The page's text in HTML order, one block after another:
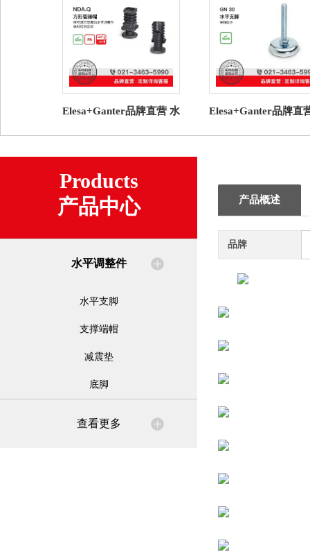
Elesa+Ganter品牌直营 水
端帽高科技聚合体
Elesa+Ganter品牌直
脚 带橡胶垫（7）
Products
产品中心
水平调整件
水平支脚
支撑端帽
减震垫
底脚
查看更多
产品概述
品牌